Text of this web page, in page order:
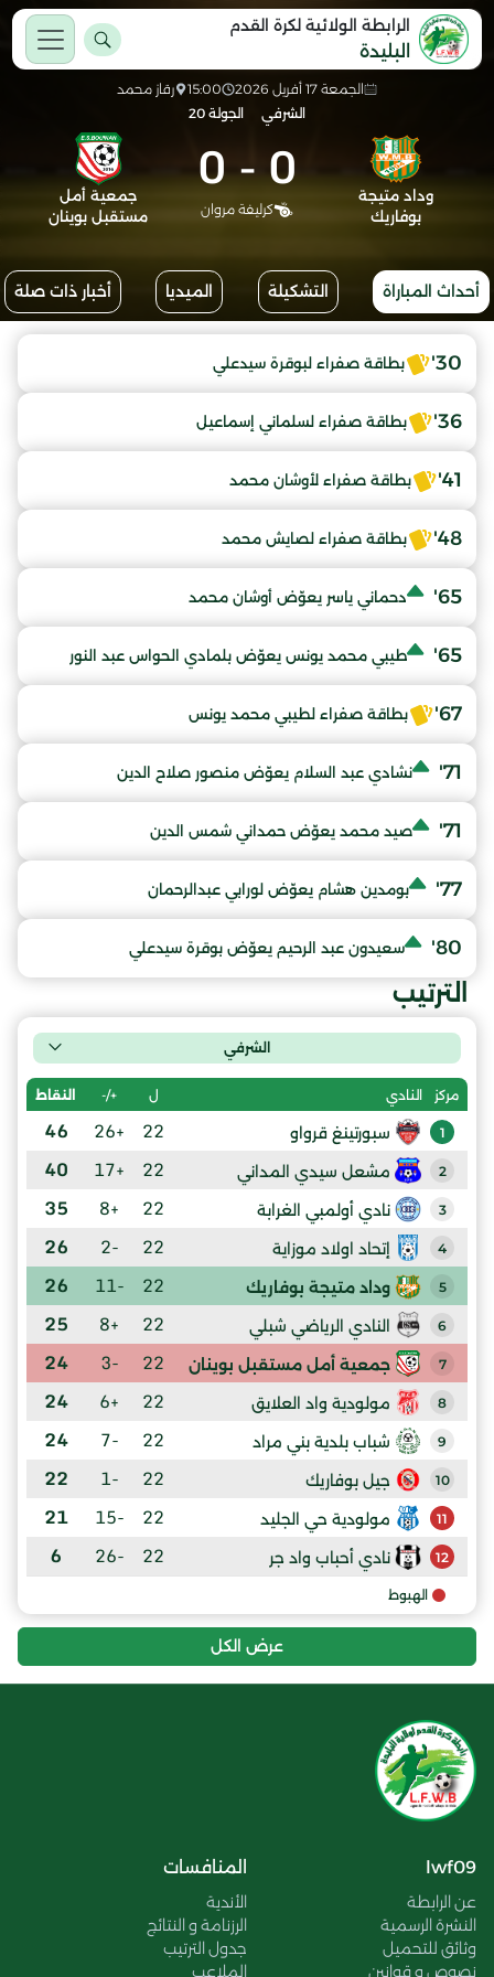
الرابطة الولائية لكرة القدم
البليدة
الجمعة 17 أفريل 2026 15:00
رقاز محمد
الشرفي
الجولة 20
وداد متيجة
بوفاريك
0
-
0
كرليفة مروان
جمعية أمل
مستقبل بوينان
أحداث المباراة التشكيلة الميديا أخبار ذات صلة
30' بطاقة صفراء لبوقرة سيدعلي
36' بطاقة صفراء لسلماني إسماعيل
41' بطاقة صفراء لأوشان محمد
48' بطاقة صفراء لصايش محمد
65' دحماني ياسر يعوّض أوشان محمد
65' طيبي محمد يونس يعوّض بلمادي الحواس عبد النور
67' بطاقة صفراء لطيبي محمد يونس
71' نشادي عبد السلام يعوّض منصور صلاح الدين
71' صيد محمد يعوّض حمداني شمس الدين
77' بومدين هشام يعوّض لورابي عبدالرحمان
80' سعيدون عبد الرحيم يعوّض بوقرة سيدعلي
الترتيب
الشرفي
مركز النادي ل +/- النقاط
1 سبورتينغ قرواو 22
+26
46
2 مشعل سيدي المداني 22
+17
40
3 نادي أولمبي الغرابة 22
+8
35
4 إتحاد اولاد موزاية 22
-2
26
5 وداد متيجة بوفاريك 22
-11
26
6 النادي الرياضي شبلي 22
+8
25
7 جمعية أمل مستقبل بوينان 22
-3
24
8 مولودية واد العلايق 22
+6
24
9 شباب بلدية بني مراد 22
-7
24
10 جيل بوفاريك 22
-1
22
11 مولودية حي الجليد 22
-15
21
12 نادي أحباب واد جر 22
-26
6
الهبوط
عرض الكل
lwf09
عن الرابطة
النشرة الرسمية
وثائق للتحميل
نصوص و قوانين
المنافسات
الأندية
الرزنامة و النتائج
جدول الترتيب
الملاعب